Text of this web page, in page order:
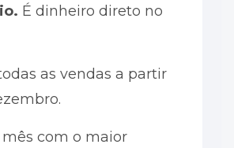
É dinheiro direto no
as vendas a partir
com o maior